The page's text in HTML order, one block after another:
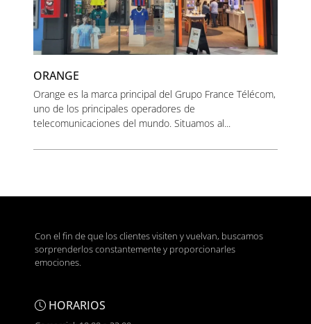
ORANGE
Orange es la marca principal del Grupo France Télécom,
uno de los principales operadores de
telecomunicaciones del mundo. Situamos al...
Con el fin de que los clientes visiten y vuelvan, buscamos
sorprenderlos constantemente y proporcionarles
emociones.
HORARIOS